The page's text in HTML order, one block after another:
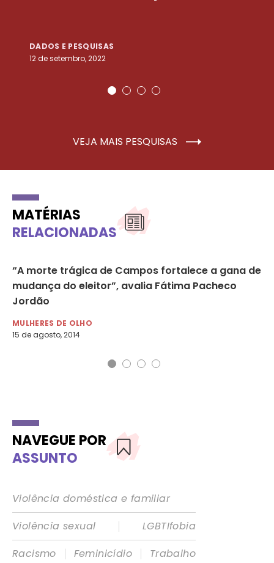
DADOS E PESQUISAS
12 de setembro, 2022
VEJA MAIS PESQUISAS
MATÉRIAS
RELACIONADAS
“A morte trágica de Campos fortalece a gana de
mudança do eleitor”, avalia Fátima Pacheco
Jordão
MULHERES DE OLHO
15 de agosto, 2014
NAVEGUE POR
ASSUNTO
Violência doméstica e familiar
Violência sexual
|
LGBTIfobia
Racismo
| Feminicídio |
Trabalho